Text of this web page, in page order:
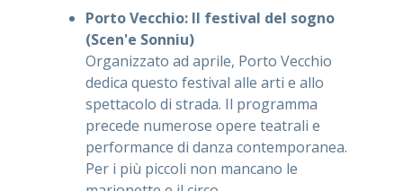
Porto Vecchio: Il festival del sogno
(Scen'e Sonniu)
Organizzato ad aprile, Porto Vecchio
dedica questo festival alle arti e allo
spettacolo di strada. Il programma
precede numerose opere teatrali e
performance di danza contemporanea.
Per i più piccoli non mancano le